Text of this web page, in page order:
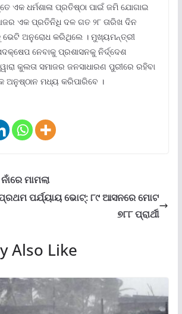
ଏକ ଧର୍ମଶାଳା ପ୍ରତିଷ୍ଠା ପାଇଁ ଜମି ଯୋଗାଇ
ଏକ ପ୍ରତିନିଧି ଦଳ ଗତ ୨୮ ତାରିଖ ଦିନ
ଅନୁରୋଧ କରିଥିଲେ । ମୁଖ୍ୟମନ୍ତ୍ରୀ
ନେବାକୁ ପ୍ରଶାସନକୁ ନିର୍ଦ୍ଦେଶ
କୁଲତା ସମାଜର ଜନସାଧାରଣ ପୁରୀରେ ରହିବା
ଅନୁଷ୍ଠାନ ମଧ୍ୟ କରିପାରିବେ ।
ମାମଲା
ପର୍ଯ୍ୟାୟ ଭୋଟ୍‌: ୮୯ ଆସନରେ ମୋଟ
୭୮୮ ପ୍ରାର୍ଥୀ
Also Like